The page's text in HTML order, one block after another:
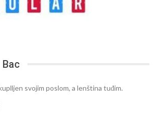
svojim poslom, a lenština tuđim.